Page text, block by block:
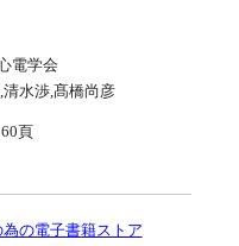
電学会
清水渉,髙橋尚彦
頁
為の電子書籍ストア